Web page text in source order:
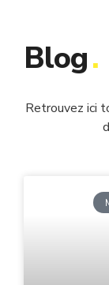
Blog.
Retrouvez ici